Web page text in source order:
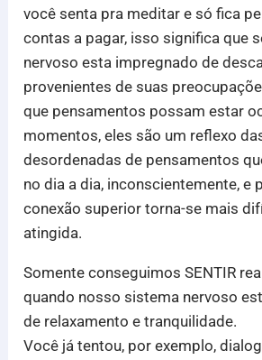
você senta pra meditar e só fica
contas a pagar, isso significa que
nervoso esta impregnado de
provenientes de suas
que pensamentos possam estar
momentos, eles são um reflexo
desordenadas de pensamentos
no dia a dia, inconscientemente, e
conexão superior torna-se mais
atingida.
Somente conseguimos SENTIR
quando nosso sistema nervoso
de relaxamento e tranquilidade.
Você já tentou, por exemplo,